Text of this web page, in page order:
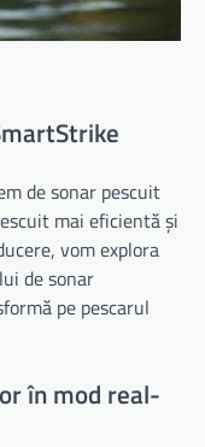
de sonar pescuit
mai eficientă și
vom explora
de sonar
pe pescarul
în mod real-